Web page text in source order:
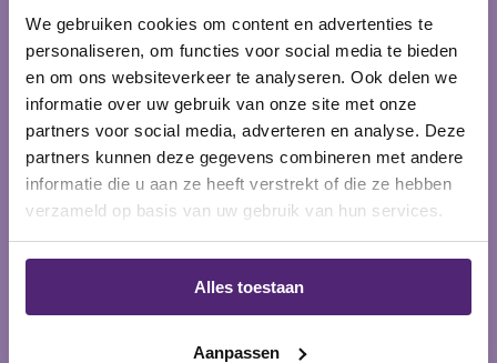
We gebruiken cookies om content en advertenties te
personaliseren, om functies voor social media te bieden
en om ons websiteverkeer te analyseren. Ook delen we
informatie over uw gebruik van onze site met onze
partners voor social media, adverteren en analyse. Deze
partners kunnen deze gegevens combineren met andere
informatie die u aan ze heeft verstrekt of die ze hebben
verzameld op basis van uw gebruik van hun services.
Alles toestaan
Aanpassen
5% korting op je bestelling?
Schrijf je in voor onze nieuwsbrief en ontvang meteen
5% korting voor de eerst volgende bestelling!